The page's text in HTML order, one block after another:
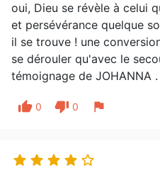
oui, Dieu se révèle à celui
et persévérance quelque
il se trouve ! une
se dérouler qu'avec le
témoignage de JOHANNA .
thumb_up 0 thumb_down 0 flag
    